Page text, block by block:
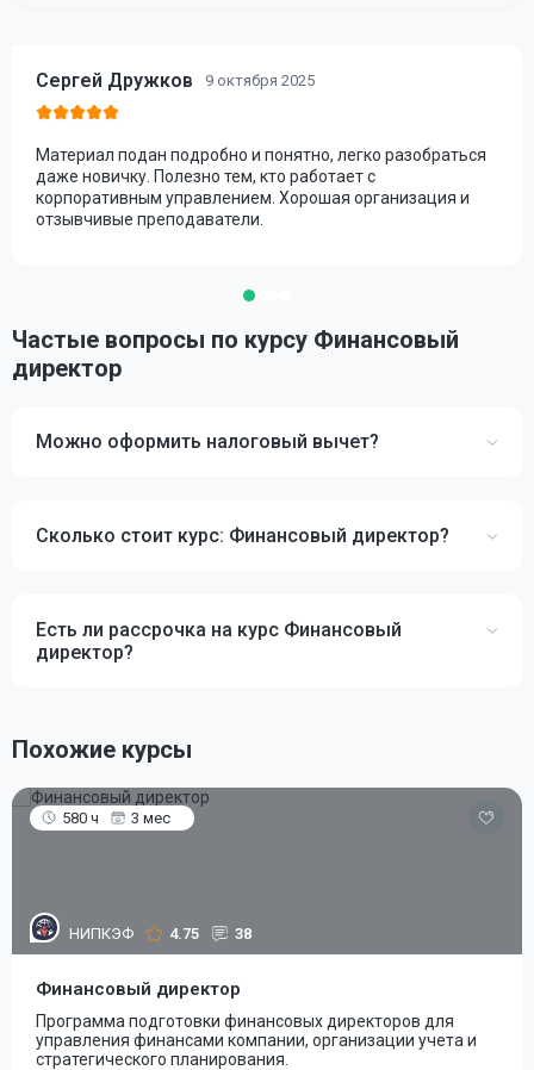
Сергей Дружков 9 октября 2025
Материал подан подробно и понятно, легко разобраться
даже новичку. Полезно тем, кто работает с
корпоративным управлением. Хорошая организация и
отзывчивые преподаватели.
Частые вопросы по курсу Финансовый
директор
Можно оформить налоговый вычет?
Сколько стоит курс: Финансовый директор?
Есть ли рассрочка на курс Финансовый
директор?
Похожие курсы
580 ч 3 мес
НИПКЭФ 4.75 38
Финансовый директор
Программа подготовки финансовых директоров для
управления финансами компании, организации учета и
стратегического планирования.